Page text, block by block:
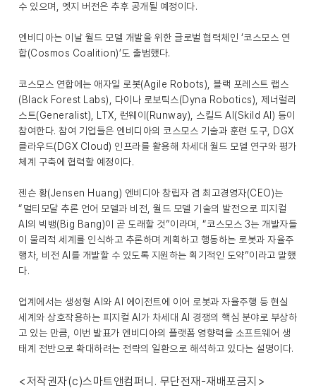
수 있으며, 엣지 버전은 추후 공개될 예정이다.
엔비디아는 이날 월드 모델 개발을 위한 글로벌 협력체인 ‘코스모스 연
합(Cosmos Coalition)’도 출범했다.
코스모스 연합에는 애자일 로봇(Agile Robots), 블랙 포레스트 랩스
(Black Forest Labs), 다이나 로보틱스(Dyna Robotics), 제너럴리
스트(Generalist), LTX, 런웨이(Runway), 스킬드 AI(Skild AI) 등이
참여한다. 참여 기업들은 엔비디아의 코스모스 기술과 훈련 도구, DGX
클라우드(DGX Cloud) 인프라를 활용해 차세대 월드 모델 연구와 평가
체계 구축에 협력할 예정이다.
젠슨 황(Jensen Huang) 엔비디아 창립자 겸 최고경영자(CEO)는
“멀티모달 추론 언어 모델과 비전, 월드 모델 기술의 발전으로 피지컬
AI의 빅뱅(Big Bang)이 곧 도래할 것”이라며, “코스모스 3는 개발자들
이 물리적 세계를 인식하고 추론하며 계획하고 행동하는 로봇과 자율주
행차, 비전 AI를 개발할 수 있도록 지원하는 획기적인 도약”이라고 말했
다.
업계에서는 생성형 AI와 AI 에이전트에 이어 로봇과 자율주행 등 현실
세계와 상호작용하는 피지컬 AI가 차세대 AI 경쟁의 핵심 분야로 부상하
고 있는 만큼, 이번 발표가 엔비디아의 플랫폼 영향력을 소프트웨어 생
태계 전반으로 확대하려는 전략의 일환으로 해석하고 있다는 설명이다.
<저작권자(c)스마트앤컴퍼니. 무단전재-재배포금지>